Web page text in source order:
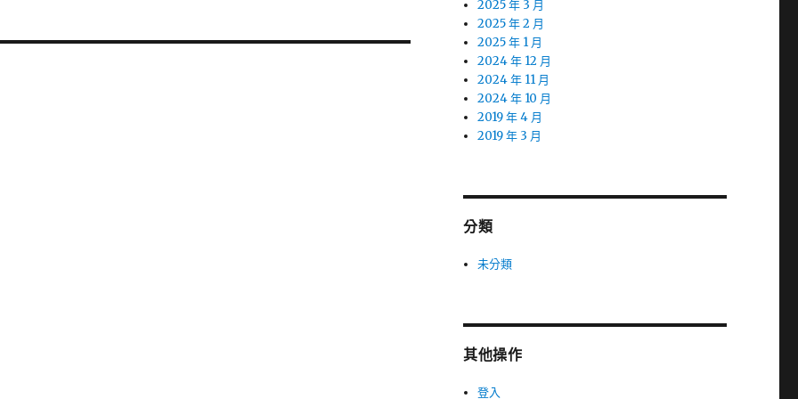
2025 年 3 月
2025 年 2 月
2025 年 1 月
2024 年 12 月
2024 年 11 月
2024 年 10 月
2019 年 4 月
2019 年 3 月
分類
未分類
其他操作
登入